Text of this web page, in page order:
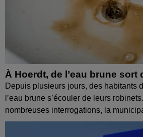
À Hoerdt, de l’eau brune sort
Depuis plusieurs jours, des habitants
l’eau brune s’écouler de leurs
nombreuses interrogations, la